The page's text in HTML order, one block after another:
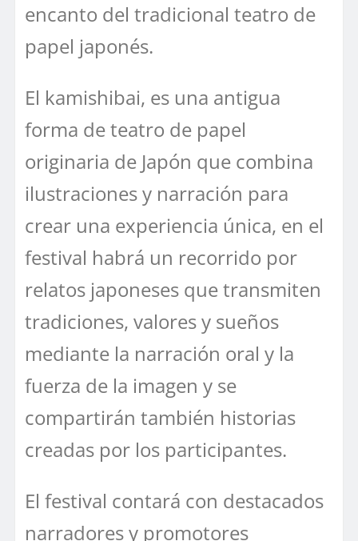
encanto del tradicional teatro de
papel japonés.
El kamishibai, es una antigua
forma de teatro de papel
originaria de Japón que combina
ilustraciones y narración para
crear una experiencia única, en el
festival habrá un recorrido por
relatos japoneses que transmiten
tradiciones, valores y sueños
mediante la narración oral y la
fuerza de la imagen y se
compartirán también historias
creadas por los participantes.
El festival contará con destacados
narradores y promotores